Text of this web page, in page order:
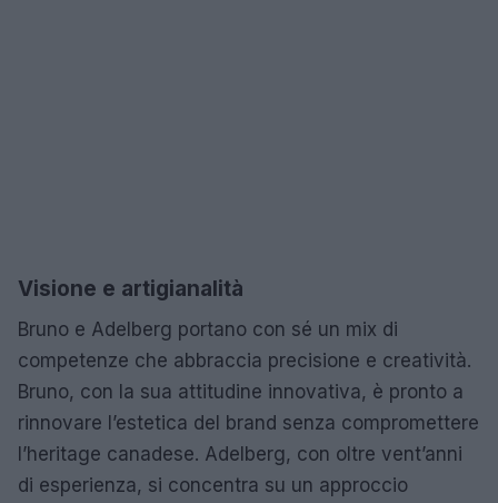
Visione e artigianalità
Bruno e Adelberg portano con sé un mix di
competenze che abbraccia precisione e creatività.
Bruno, con la sua attitudine innovativa, è pronto a
rinnovare l’estetica del brand senza compromettere
l’heritage canadese. Adelberg, con oltre vent’anni
di esperienza, si concentra su un approccio